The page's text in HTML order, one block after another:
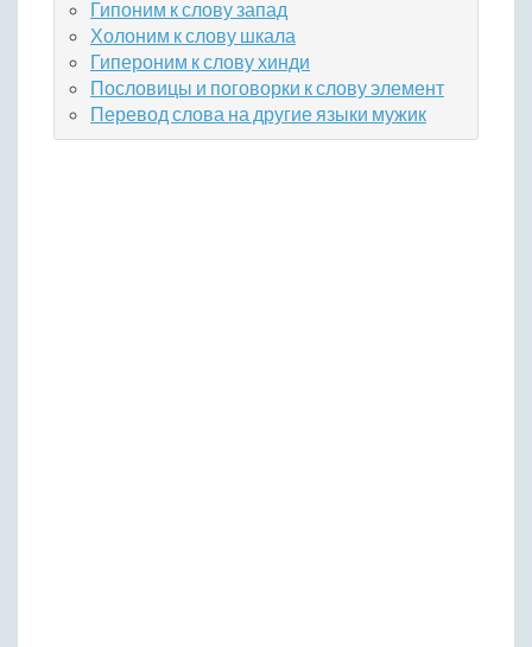
Гипоним к слову запад
Холоним к слову шкала
Гипероним к слову хинди
Пословицы и поговорки к слову элемент
Перевод слова на другие языки мужик